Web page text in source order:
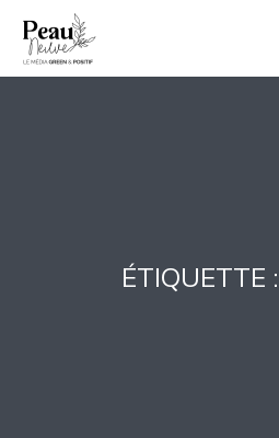
ÉTIQUETTE :